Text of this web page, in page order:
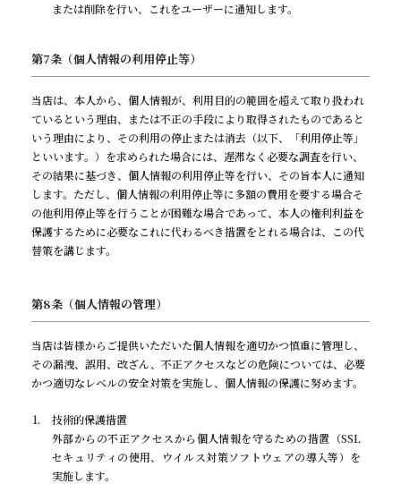
または削除を行い、これをユーザーに通知します。
第7条（個人情報の利用停止等）
当店は、本人から、個人情報が、利用目的の範囲を超えて取り扱われ
ているという理由、または不正の手段により取得されたものであると
いう理由により、その利用の停止または消去（以下、「利用停止等」
といいます。）を求められた場合には、遅滞なく必要な調査を行い、
その結果に基づき、個人情報の利用停止等を行い、その旨本人に通知
します。ただし、個人情報の利用停止等に多額の費用を要する場合そ
の他利用停止等を行うことが困難な場合であって、本人の権利利益を
保護するために必要なこれに代わるべき措置をとれる場合は、この代
替策を講じます。
第8条（個人情報の管理）
当店は皆様からご提供いただいた個人情報を適切かつ慎重に管理し、
その漏洩、誤用、改ざん、不正アクセスなどの危険については、必要
かつ適切なレベルの安全対策を実施し、個人情報の保護に努めます。
技術的保護措置
外部からの不正アクセスから個人情報を守るための措置（SSL
セキュリティの使用、ウイルス対策ソフトウェアの導入等）を
実施します。